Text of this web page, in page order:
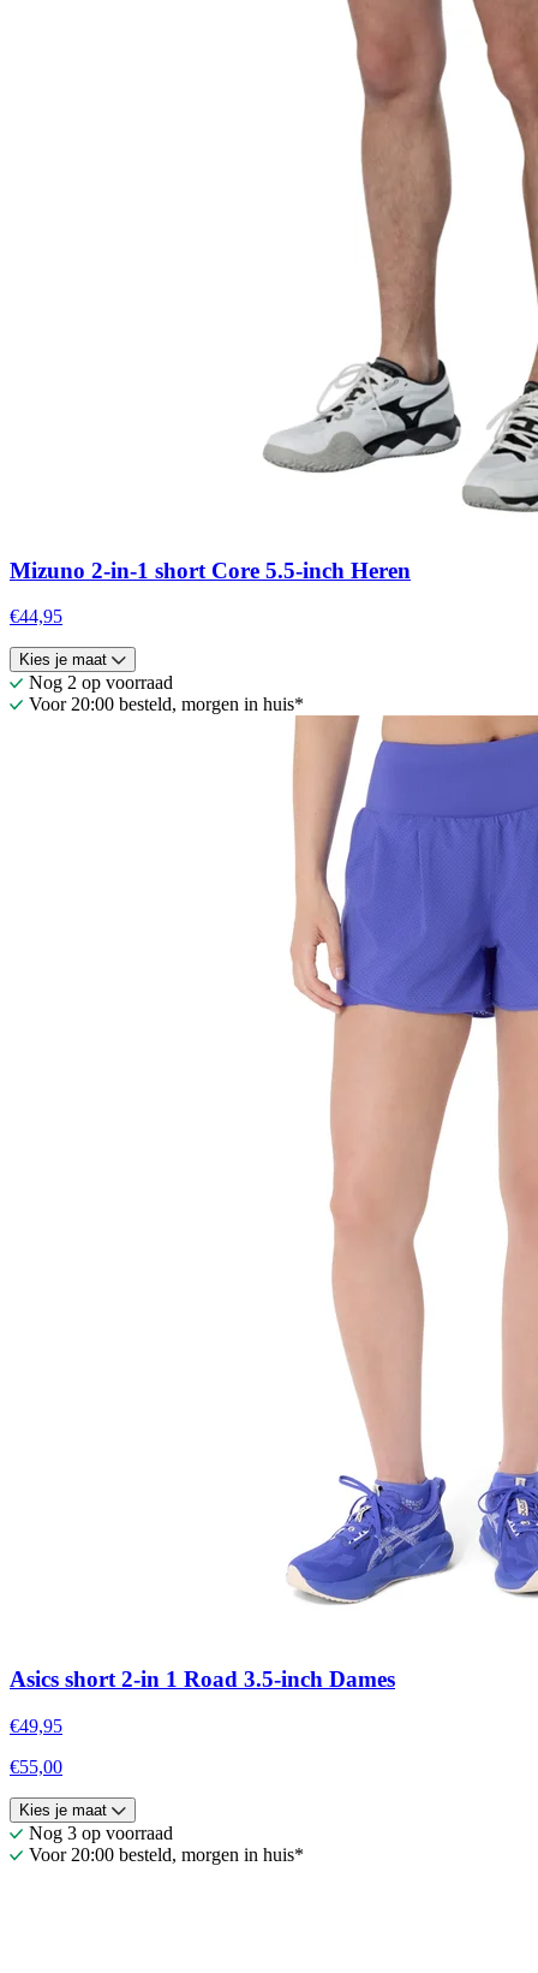
Mizuno 2-in-1 short Core 5.5-inch Heren
€44,95
Kies je maat
Nog 2 op voorraad
Voor 20:00 besteld, morgen in huis*
Asics short 2-in 1 Road 3.5-inch Dames
€49,95
€55,00
Kies je maat
Nog 3 op voorraad
Voor 20:00 besteld, morgen in huis*